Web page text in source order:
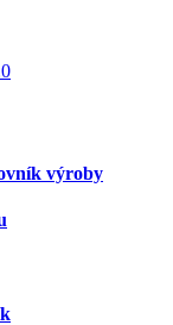
výroby